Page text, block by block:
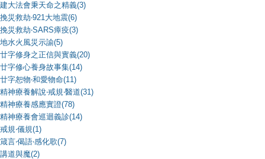
建大法會秉天命之精義(3)
挽災救劫‧921大地震(6)
挽災救劫‧SARS瘴疫(3)
地水火風災示諭(5)
廿字修身之正信與實義(20)
廿字修心養身故事集(14)
廿字恕物‧和愛物命(11)
精神療養解說‧戒規‧醫道(31)
精神療養感應實證(78)
精神療養會巡迴義診(14)
戒規‧儀規(1)
箴言‧偈語‧感化歌(7)
講道與魔(2)